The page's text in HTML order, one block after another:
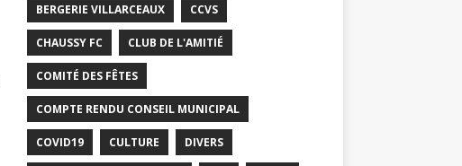
BERGERIE VILLARCEAUX CCVS
CHAUSSY FC CLUB DE L'AMITIÉ
COMITÉ DES FÊTES
COMPTE RENDU CONSEIL MUNICIPAL
COVID19 CULTURE DIVERS